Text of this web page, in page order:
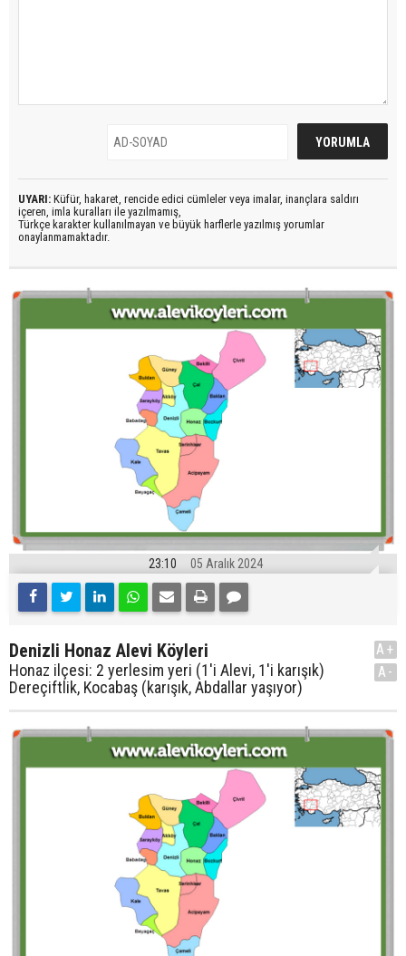
UYARI: Küfür, hakaret, rencide edici cümleler veya imalar, inançlara saldırı
içeren, imla kuralları ile yazılmamış,
Türkçe karakter kullanılmayan ve büyük harflerle yazılmış yorumlar
onaylanmamaktadır.
23:10 05 Aralık 2024
Denizli Honaz Alevi Köyleri
Honaz ilçesi: 2 yerlesim yeri (1'i Alevi, 1'i karışık)
Dereçiftlik, Kocabaş (karışık, Abdallar yaşıyor)
A+
A-